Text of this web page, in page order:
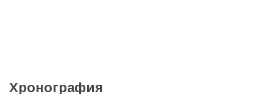
а
Хронография